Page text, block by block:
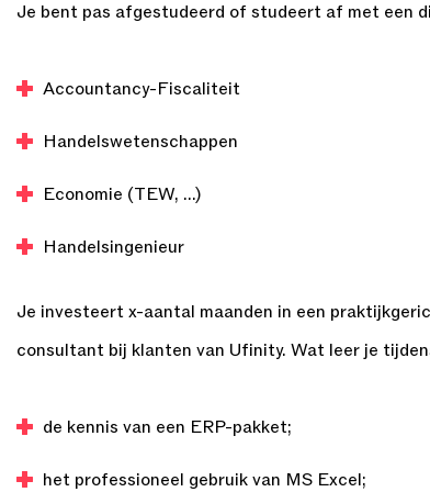
Je bent pas afgestudeerd of studeert af met een
Accountancy-Fiscaliteit
Handelswetenschappen
Economie (TEW, …)
Handelsingenieur
Je investeert x-aantal maanden in een
consultant bij klanten van Ufinity. Wat leer je
de kennis van een ERP-pakket;
het professioneel gebruik van MS Excel;